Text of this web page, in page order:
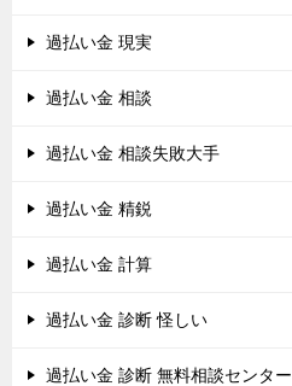
過払い金 現実
過払い金 相談
過払い金 相談失敗大手
過払い金 精鋭
過払い金 計算
過払い金 診断 怪しい
過払い金 診断 無料相談センター